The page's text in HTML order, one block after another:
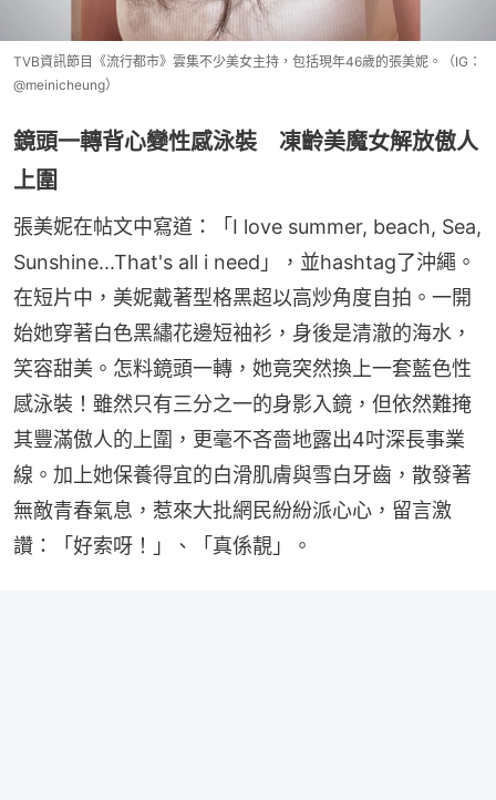
TVB資訊節目《流行都市》雲集不少美女主持，包括現年46歲的張美妮。（IG：
@meinicheung）
鏡頭一轉背心變性感泳裝 凍齡美魔女解放傲人
上圍
張美妮在帖文中寫道：「I love summer, beach, Sea,
Sunshine...That's all i need」，並hashtag了沖繩。
在短片中，美妮戴著型格黑超以高炒角度自拍。一開
始她穿著白色黑繡花邊短袖衫，身後是清澈的海水，
笑容甜美。怎料鏡頭一轉，她竟突然換上一套藍色性
感泳裝！雖然只有三分之一的身影入鏡，但依然難掩
其豐滿傲人的上圍，更毫不吝嗇地露出4吋深長事業
線。加上她保養得宜的白滑肌膚與雪白牙齒，散發著
無敵青春氣息，惹來大批網民紛紛派心心，留言激
讚：「好索呀！」、「真係靚」。